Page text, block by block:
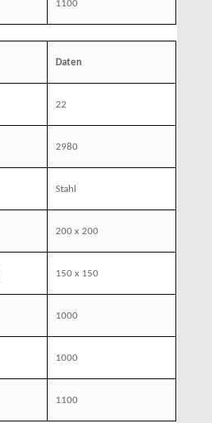
1100
Daten
22
2980
Stahl
200 x 200
150 x 150
1000
1000
1100